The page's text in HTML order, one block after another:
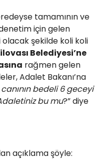
tamamının ve
için gelen
olacak şekilde koli koli
Belediyesi’ne
rağmen gelen
Adalet Bakanı’na
bedeli 6 geceyi
bu mu?” diye
açıklama şöyle: